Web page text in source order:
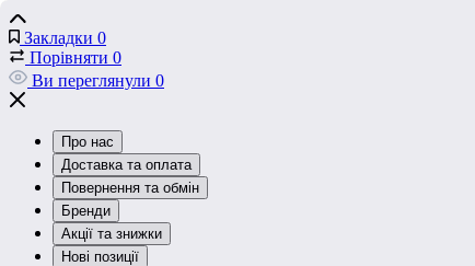
Закладки 0
Порівняти 0
Ви переглянули 0
Про нас
Доставка та оплата
Повернення та обмін
Бренди
Акції та знижки
Нові позиції